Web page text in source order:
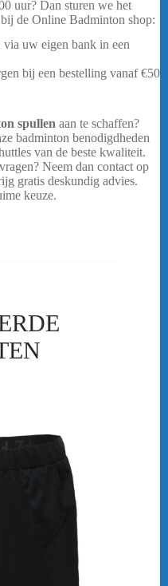
uur? Dan sturen we het
de Online Badminton shop:
uw eigen bank in een
bij een bestelling vanaf €50
spullen aan te schaffen?
badminton benodigdheden
van de beste kwaliteit.
Neem dan contact op
gratis deskundig advies.
keuze.